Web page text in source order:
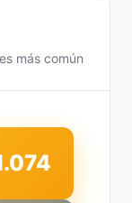
más común